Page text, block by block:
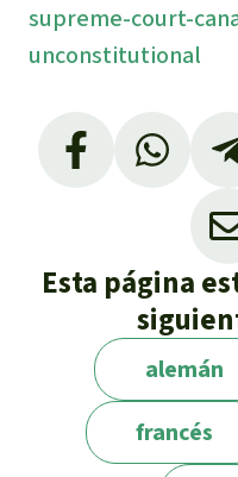
supreme-court-
unconstitutional
En YouTube:https://
si=cRpsl6-
Radio Canada -
prêt à se défendre
canadien recourt
https://ici.radio-
canada.ca/
groupe-minier-
Esta página
alemán
francés